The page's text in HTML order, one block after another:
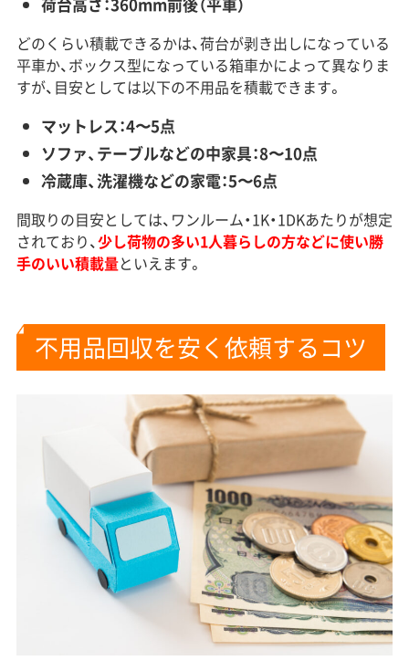
どのくらい積載できるかは、荷台が剥き出しになっている
平車か、ボックス型になっている箱車かによって異なりま
すが、目安としては以下の不用品を積載できます。
マットレス：4〜5点
ソファ、テーブルなどの中家具：8〜10点
冷蔵庫、洗濯機などの家電：5〜6点
間取りの目安としては、ワンルーム・1K・1DKあたりが想定
されており、少し荷物の多い1人暮らしの方などに使い勝
手のいい積載量といえます。
不用品回収を安く依頼するコツ